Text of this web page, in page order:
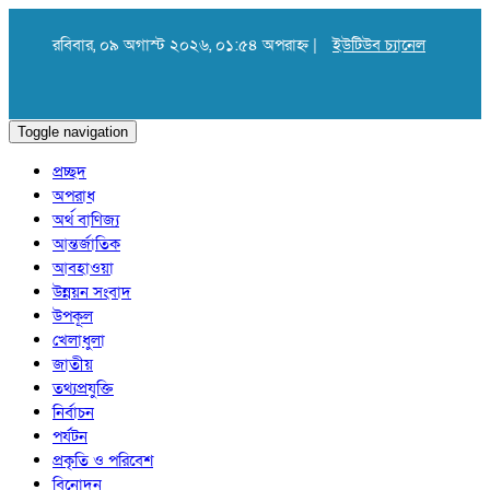
রবিবার, ০৯ অগাস্ট ২০২৬, ০১:৫৪ অপরাহ্ন | ইউটিউব চ্যানেল
Toggle navigation
প্রচ্ছদ
অপরাধ
অর্থ বাণিজ্য
আন্তর্জাতিক
আবহাওয়া
উন্নয়ন সংবাদ
উপকূল
খেলাধুলা
জাতীয়
তথ্যপ্রযুক্তি
নির্বাচন
পর্যটন
প্রকৃতি ও পরিবেশ
বিনোদন